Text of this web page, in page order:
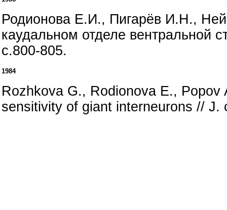
Родионова Е.И., Пигарёв И.Н.,
каудальном отделе вентральной
с.800-805.
1984
Rozhkova G., Rodionova E.,
sensitivity of giant interneurons // J.